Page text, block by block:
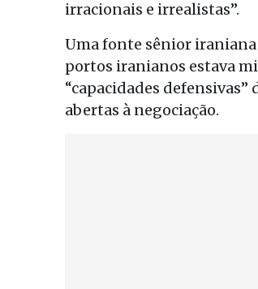
irracionais e irrealistas”.
Uma fonte sênior iraniana
portos iranianos estava
“capacidades
abertas à negociação.